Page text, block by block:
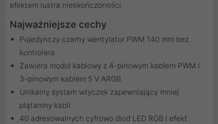
efektem lustra nieskończoności.
Najważniejsze cechy
Pojedynczy czarny wentylator PWM 140 mm bez
kontrolera
Zawiera moduł kablowy z 4-pinowym kablem PWM i
3-pinowym kablem 5 V ARGB
Unikalny system wtyczek zapewniający mniej
plątaniny kabli
40 adresowalnych cyfrowo diod LED RGB i efekt